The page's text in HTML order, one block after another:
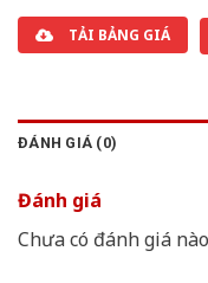
TẢI BẢNG GIÁ
ĐÁNH GIÁ (0)
Đánh giá
Chưa có đánh giá